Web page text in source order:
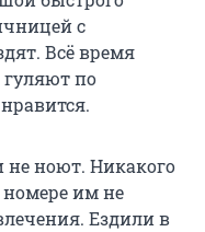
с
Всё время
по
ноют. Никакого
номере им не
Ездили в